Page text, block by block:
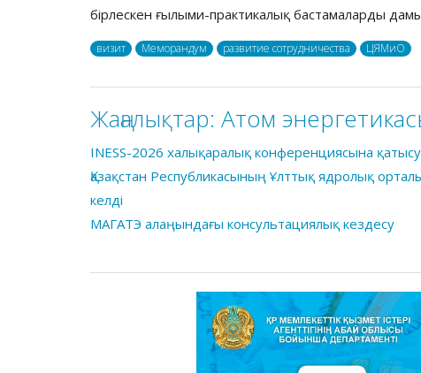
бірлескен ғылыми-практикалық бастамаларды
визит Меморандум развитие сотрудничества ЦЯМиО
Жаңалықтар: Атом
INESS-2026 халықаралық конференциясына қатысу
Қазақстан Республикасының Ұлттық ядролық
келді
МАГАТЭ алаңындағы консультациялық кездесу